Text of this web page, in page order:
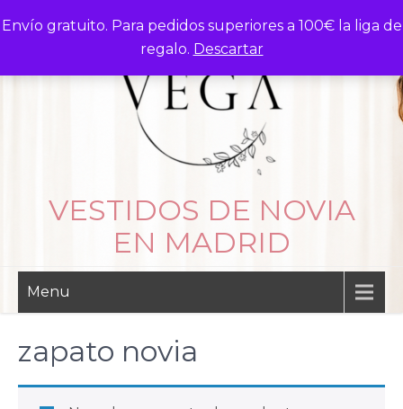
Envío gratuito. Para pedidos superiores a 100€ la liga de
regalo. Descartar
to
VESTIDOS DE NOVIA
EN MADRID
Menu
zapato novia